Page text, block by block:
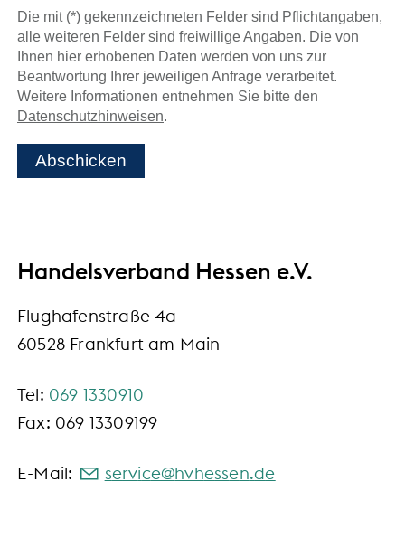
Die mit (*) gekennzeichneten Felder sind Pflichtangaben,
alle weiteren Felder sind freiwillige Angaben. Die von
Ihnen hier erhobenen Daten werden von uns zur
Beantwortung Ihrer jeweiligen Anfrage verarbeitet.
Weitere Informationen entnehmen Sie bitte den
Datenschutzhinweisen.
Abschicken
Handelsverband Hessen e.V.
Flughafenstraße 4a
60528 Frankfurt am Main
Tel: 069 1330910
Fax: 069 13309199
E-Mail: s rv c hvh ss n d